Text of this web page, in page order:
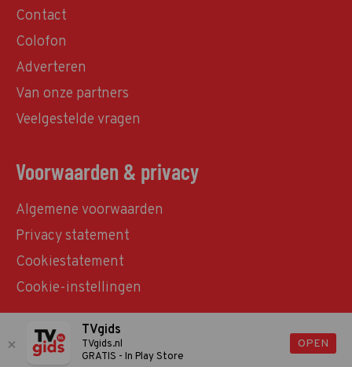
Contact
Colofon
Adverteren
Van onze partners
Veelgestelde vragen
Voorwaarden & privacy
Algemene voorwaarden
Privacy statement
Cookiestatement
Cookie-instellingen
© TVgids.nl 2026 - All rights reserved. No text and
datamining.
TVgids
TVgids.nl
GRATIS - In Play Store
OPEN